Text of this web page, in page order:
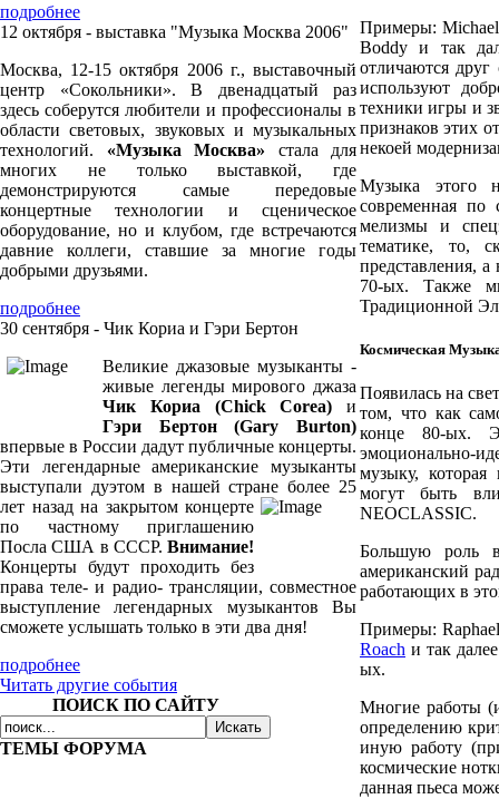
подробнее
12 октября - выставка "Музыка Москва 2006"
Москва, 12-15 октября 2006 г., выставочный
центр «Сокольники». В двенадцатый раз
здесь соберутся любители и профессионалы в
области световых, звуковых и музыкальных
технологий. «Музыка Москва» стала для
многих не только выставкой, где
демонстрируются самые передовые
концертные технологии и сценическое
оборудование, но и клубом, где встречаются
давние коллеги, ставшие за многие годы
добрыми друзьями.
подробнее
30 сентября - Чик Кориа и Гэри Бертон
Великие джазовые музыканты -
живые легенды мирового джаза
Чик Кориа (Chick Corea) и
Гэри Бертон (Gary Burton)
впервые в России дадут публичные концерты.
Эти легендарные американские музыканты
выступали дуэтом в нашей стране более 25
лет назад на закрытом концерте
по частному приглашению
Посла США в СССР. Внимание!
Концерты будут проходить без
права теле- и радио- трансляции, совместное
выступление легендарных музыкантов Вы
сможете услышать только в эти два дня!
подробнее
Читать другие события
ПОИСК ПО САЙТУ
ТЕМЫ ФОРУМА
Примеры:
Boddy и так
отличаются
используют
техники игры и
признаков этих
некоей
Музыка этого
современная
мелизмы и
тематике, то,
представления,
70-ых. Также
Традиционной
Космическая
Появилась на
том, что как
конце 80-ых.
эмоционально-
музыку,
могут быть
NEOCLASSIC.
Большую роль в
американский
работающих в
Примеры:
Roach и так
ых.
Многие работы
определению
иную работу
космические
данная пьеса